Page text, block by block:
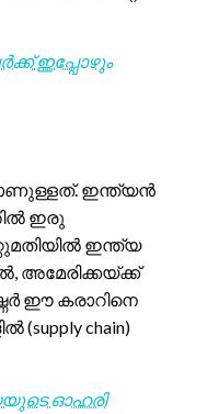
ഇപ്പോഴും
ഇന്ത്യൻ
ഇരു
ഇന്ത്യ
അമേരിക്കയ്ക്ക്
ഈ കരാറിനെ
chain)
ഓഹരി